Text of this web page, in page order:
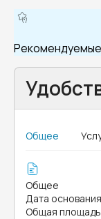
Общее
Общее
Дата основания
Общая площадь